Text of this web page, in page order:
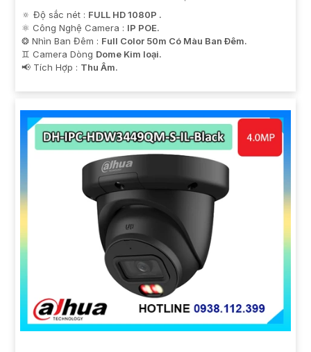
🔅 Độ sắc nét : FULL HD 1080P .
⚛️ Công Nghệ Camera : IP POE.
❂ Nhìn Ban Đêm : Full Color 50m Có Màu Ban Ðêm.
♊ Camera Dòng Dome Kim loại.
️📢 Tích Hợp : Thu Âm.